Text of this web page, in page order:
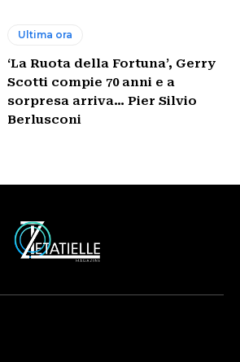
Ultima ora
‘La Ruota della Fortuna’, Gerry
Scotti compie 70 anni e a
sorpresa arriva… Pier Silvio
Berlusconi